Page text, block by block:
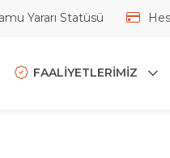
Yararı Statüsü
FAALİYETLERİMİZ